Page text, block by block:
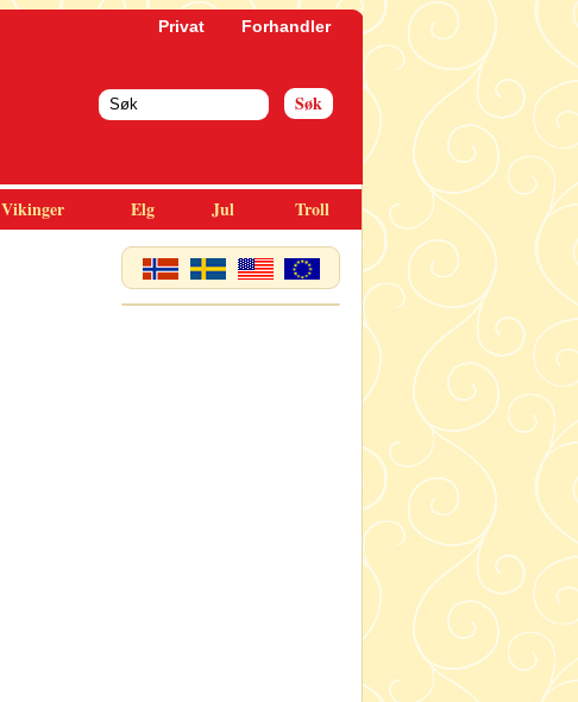
Privat Forhandler
Vikinger Elg Jul Troll